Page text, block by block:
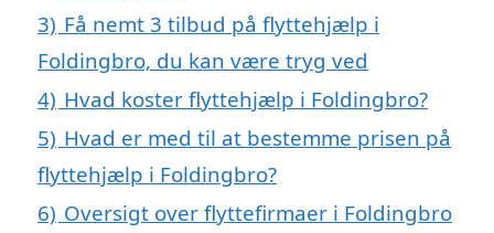
3) Få nemt 3 tilbud på flyttehjælp i
Foldingbro, du kan være tryg ved
4) Hvad koster flyttehjælp i Foldingbro?
5) Hvad er med til at bestemme prisen på
flyttehjælp i Foldingbro?
6) Oversigt over flyttefirmaer i Foldingbro